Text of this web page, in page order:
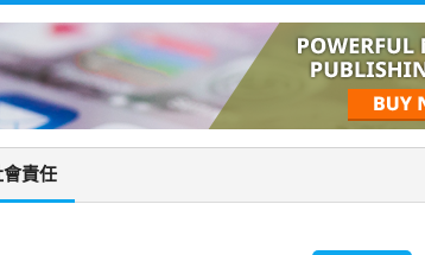
責任